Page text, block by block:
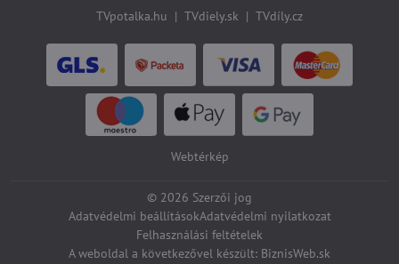
TVpotalka.hu | TVdiely.sk | TVdíly.cz
Webtérkép
© 2026 Szerzői jog
Adatvédelmi beállításokAdatvédelmi nyilatkozat
Felhasználási feltételek
A weboldal a következővel készült: BiznisWeb.sk